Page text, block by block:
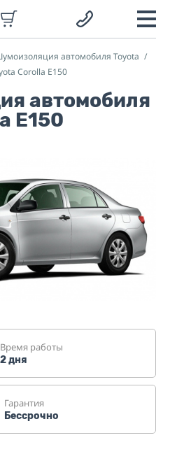
автомобиля Toyota
Corolla E150
автомобиля
E150
Время работы
2 дня
Гарантия
Бессрочно